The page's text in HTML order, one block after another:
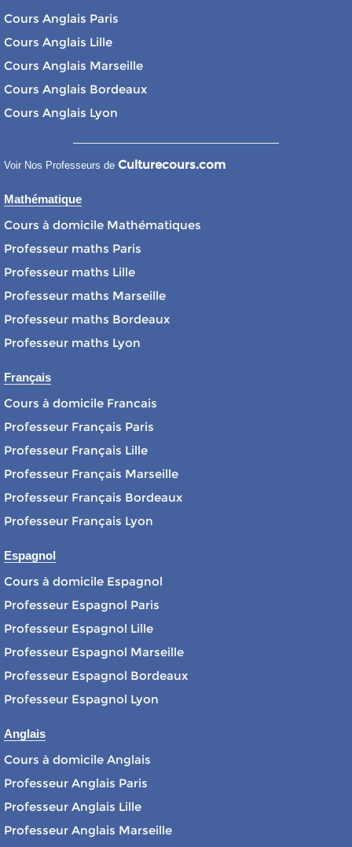
Cours Anglais Paris
Cours Anglais Lille
Cours Anglais Marseille
Cours Anglais Bordeaux
Cours Anglais Lyon
Voir Nos Professeurs de Culturecours.com
Mathématique
Cours à domicile Mathématiques
Professeur maths Paris
Professeur maths Lille
Professeur maths Marseille
Professeur maths Bordeaux
Professeur maths Lyon
Français
Cours à domicile Francais
Professeur Français Paris
Professeur Français Lille
Professeur Français Marseille
Professeur Français Bordeaux
Professeur Français Lyon
Espagnol
Cours à domicile Espagnol
Professeur Espagnol Paris
Professeur Espagnol Lille
Professeur Espagnol Marseille
Professeur Espagnol Bordeaux
Professeur Espagnol Lyon
Anglais
Cours à domicile Anglais
Professeur Anglais Paris
Professeur Anglais Lille
Professeur Anglais Marseille